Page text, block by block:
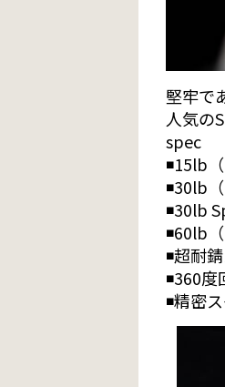
堅牢で
人気の
spec
◾️15lb
◾️30lb
◾️30lb
◾️60lb
◾️超耐
◾️360
◾️精密